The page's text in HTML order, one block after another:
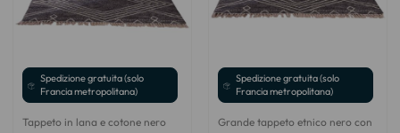
Spedizione gratuita (solo
Francia metropolitana)
Tappeto in lana e cotone nero
Spedizione gratuita (solo
Francia metropolitana)
Grande tappeto etnico nero con